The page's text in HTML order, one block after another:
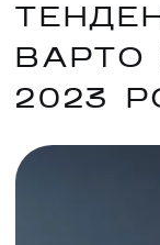
ВАРТО
2023